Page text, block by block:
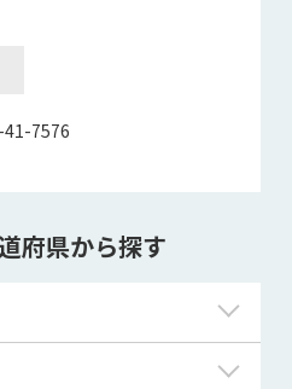
7576
府県から探す